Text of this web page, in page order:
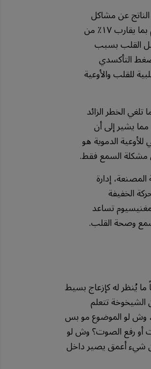
الناتج عن مشاكل
السمع يساهم بما يقارب ١٧٪ من
القلب بسبب
التأكسدي
للقلب والأوعية
الخطر الزائد
يشير إلى أن
الدموية هو
السمع فقط.
إدارة
الخفيفة
تساعد
وصحة القلب.
ما يُنظر له كإزعاج بسيط
تتعلم
وش لو الموضوع مو بس
أو رفع الصوت؟ وش لو
شيء أعمق يصير داخل